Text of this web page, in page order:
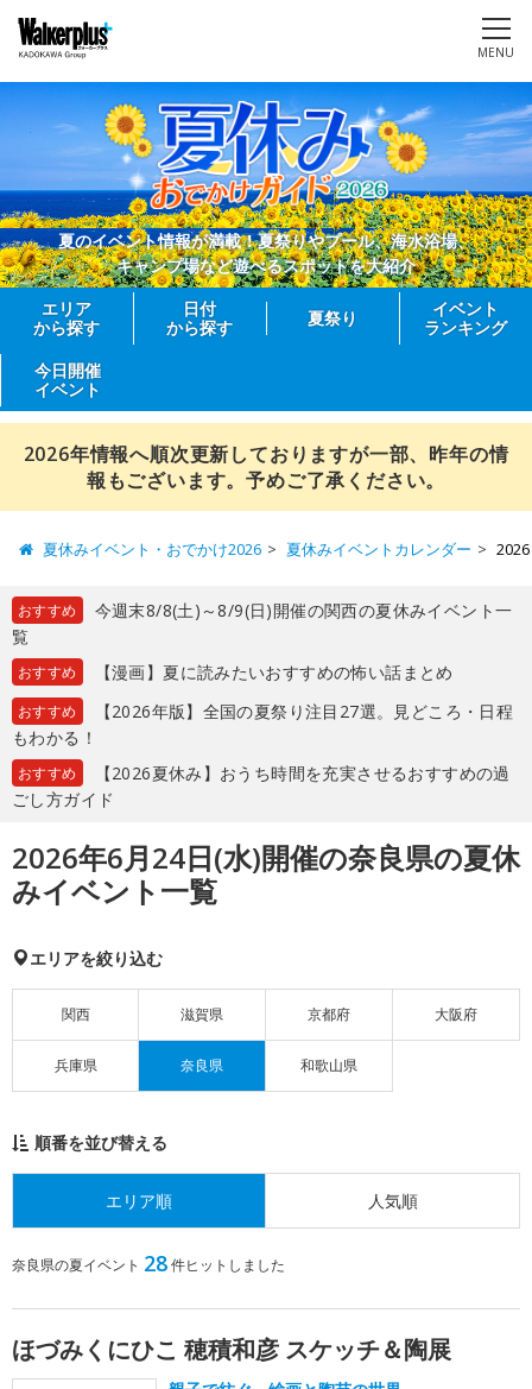
MENU
夏のイベント情報が満載！夏祭りやプール、海水浴場、
キャンプ場など遊べるスポットを大紹介
エリア
から探す
日付
から探す
夏祭り
イベント
ランキング
今日開催
イベント
2026年情報へ順次更新しておりますが一部、昨年の情
報もございます。予めご了承ください。
夏休みイベント・おでかけ2026 夏休みイベントカレンダー
おすすめ
今週末8/8(土)～8/9(日)開催の関西の夏休みイベント一
覧
おすすめ 【漫画】夏に読みたいおすすめの怖い話まとめ
おすすめ
【2026年版】全国の夏祭り注目27選。見どころ・日程
もわかる！
おすすめ
【2026夏休み】おうち時間を充実させるおすすめの過
ごし方ガイド
2026年6月24日(水)開催の奈良県の夏休
みイベント一覧
エリアを絞り込む
関西 滋賀県 京都府 大阪府
兵庫県 奈良県 和歌山県
順番を並び替える
エリア順 人気順
奈良県の夏イベント 28件ヒットしました
ほづみくにひこ 穂積和彦 スケッチ＆陶展